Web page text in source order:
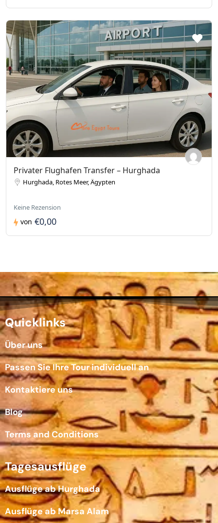
Privater Flughafen Transfer – Hurghada
Hurghada, Rotes Meer, Ägypten
Keine Rezension
von €0,00
Quicklinks
Über uns
Passen Sie Ihre Tour individuell an
Kontaktiere uns
Blog
Terms and Conditions
Tagesausflüge
Ausflüge ab Hurghada
Ausflüge ab Marsa Alam